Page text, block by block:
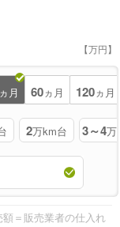
【万円】
ヵ月 60ヵ月 120ヵ月
2万km台 3～4万
＝販売業者の仕入れ